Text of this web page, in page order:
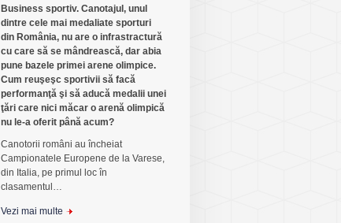
Business sportiv. Canotajul, unul
dintre cele mai medaliate sporturi
din România, nu are o infrastractură
cu care să se mândrească, dar abia
pune bazele primei arene olimpice.
Cum reuşeşc sportivii să facă
performanţă şi să aducă medalii unei
ţări care nici măcar o arenă olimpică
nu le-a oferit până acum?
Canotorii români au încheiat
Campionatele Europene de la Varese,
din Italia, pe primul loc în
clasamentul…
Vezi mai multe